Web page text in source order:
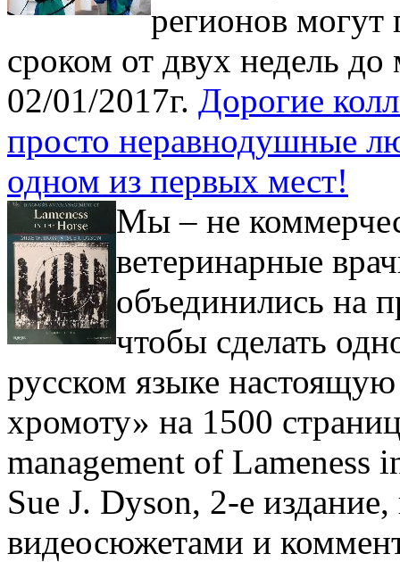
регионов могут
сроком от двух недель до
02/01/2017г. Дорогие
просто неравнодушные
одном из первых мест!
Мы – не
ветеринарные
объединились на
чтобы сделать
русском языке
хромоту» на 1500
management of Lameness
Sue J. Dyson, 2-е
видеосюжетами и